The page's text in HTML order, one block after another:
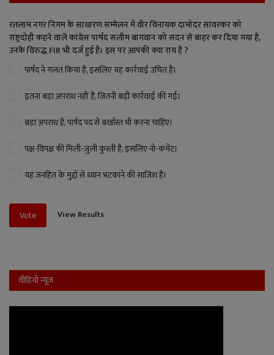
रतलाम नगर निगम के साधारण सम्मेलन में वीर विनायक दामोदर सावरकर को
राष्ट्रदोही कहने वाले कांग्रेस पार्षद सलीम बागवान को सदन से बाहर कर दिया गया है,
उनके विरुद्ध FIR भी दर्ज हुई है। इस पर आपकी क्या राय है ?
पार्षद ने गलत किया है, इसलिए यह कार्रवाई उचित है।
इतना बड़ा अपराध नहीं है, जितनी बड़ी कार्रवाई की गई।
बड़ा अपराध है, पार्षद पद से बर्खास्त भी करना चाहिए।
पक्ष-विपक्ष की मिली-जुली कुश्ती है, इसलिए नो-कमेंट।
यह जनहित के मुद्दों से ध्यान भटकाने की साजिश है।
Vote View Results
वीडियो न्यूज